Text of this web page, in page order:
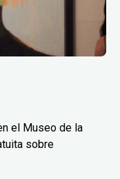
el Museo de la
sobre